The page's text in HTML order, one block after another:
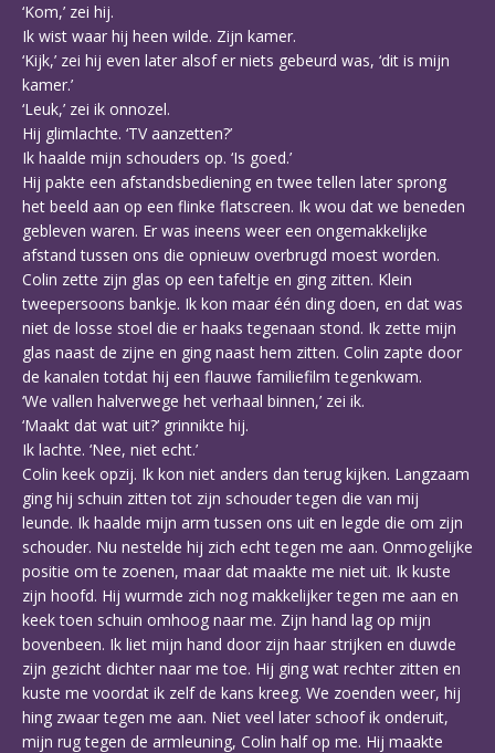
‘Kom,’ zei hij.
Ik wist waar hij heen wilde. Zijn kamer.
‘Kijk,’ zei hij even later alsof er niets gebeurd was, ‘dit is mijn
kamer.’
‘Leuk,’ zei ik onnozel.
Hij glimlachte. ‘TV aanzetten?’
Ik haalde mijn schouders op. ‘Is goed.’
Hij pakte een afstandsbediening en twee tellen later sprong
het beeld aan op een flinke flatscreen. Ik wou dat we beneden
gebleven waren. Er was ineens weer een ongemakkelijke
afstand tussen ons die opnieuw overbrugd moest worden.
Colin zette zijn glas op een tafeltje en ging zitten. Klein
tweepersoons bankje. Ik kon maar één ding doen, en dat was
niet de losse stoel die er haaks tegenaan stond. Ik zette mijn
glas naast de zijne en ging naast hem zitten. Colin zapte door
de kanalen totdat hij een flauwe familiefilm tegenkwam.
‘We vallen halverwege het verhaal binnen,’ zei ik.
‘Maakt dat wat uit?’ grinnikte hij.
Ik lachte. ‘Nee, niet echt.’
Colin keek opzij. Ik kon niet anders dan terug kijken. Langzaam
ging hij schuin zitten tot zijn schouder tegen die van mij
leunde. Ik haalde mijn arm tussen ons uit en legde die om zijn
schouder. Nu nestelde hij zich echt tegen me aan. Onmogelijke
positie om te zoenen, maar dat maakte me niet uit. Ik kuste
zijn hoofd. Hij wurmde zich nog makkelijker tegen me aan en
keek toen schuin omhoog naar me. Zijn hand lag op mijn
bovenbeen. Ik liet mijn hand door zijn haar strijken en duwde
zijn gezicht dichter naar me toe. Hij ging wat rechter zitten en
kuste me voordat ik zelf de kans kreeg. We zoenden weer, hij
hing zwaar tegen me aan. Niet veel later schoof ik onderuit,
mijn rug tegen de armleuning, Colin half op me. Hij maakte